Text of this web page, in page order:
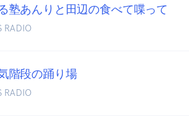
塾あんりと田辺の食べて喋って
RADIO
階段の踊り場
RADIO